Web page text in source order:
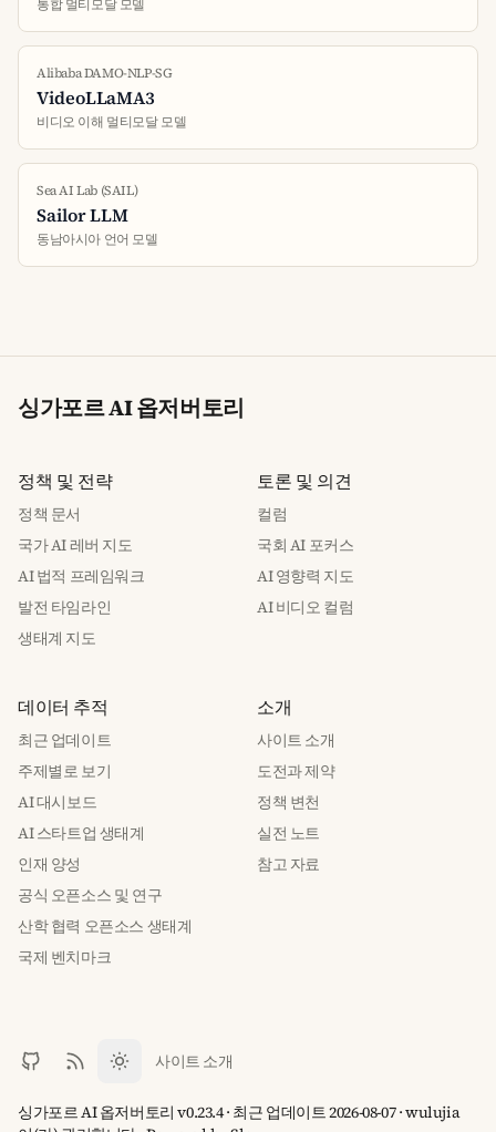
통합 멀티모달 모델
Alibaba DAMO-NLP-SG
VideoLLaMA3
비디오 이해 멀티모달 모델
Sea AI Lab (SAIL)
Sailor LLM
동남아시아 언어 모델
싱가포르 AI 옵저버토리
정책 및 전략
정책 문서
국가 AI 레버 지도
AI 법적 프레임워크
발전 타임라인
생태계 지도
토론 및 의견
컬럼
국회 AI 포커스
AI 영향력 지도
AI 비디오 컬럼
데이터 추적
최근 업데이트
주제별로 보기
AI 대시보드
AI 스타트업 생태계
인재 양성
공식 오픈소스 및 연구
산학 협력 오픈소스 생태계
국제 벤치마크
소개
사이트 소개
도전과 제약
정책 변천
실전 노트
참고 자료
사이트 소개
싱가포르 AI 옵저버토리 v0.23.4 · 최근 업데이트 2026-08-07 · wulujia